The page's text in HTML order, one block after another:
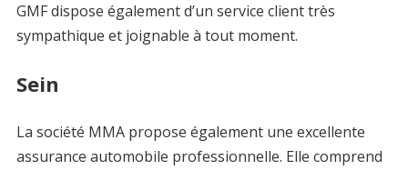
GMF dispose également d’un service client très
sympathique et joignable à tout moment.
Sein
La société MMA propose également une excellente
assurance automobile professionnelle. Elle comprend